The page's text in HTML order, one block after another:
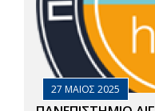
27 ΜΑΙΟΣ 2025